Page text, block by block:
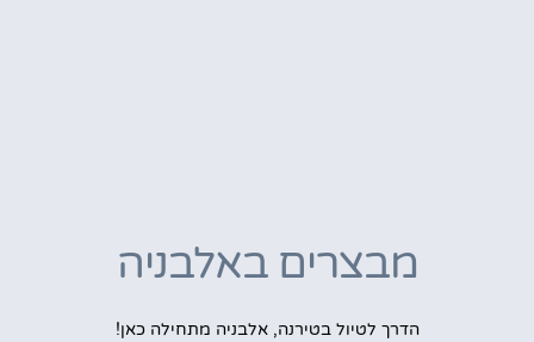
מבצרים באלבניה
הדרך לטיול בטירנה, אלבניה מתחילה כאן!